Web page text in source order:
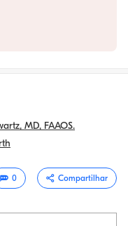
MD, FAAOS.
0 Compartilhar